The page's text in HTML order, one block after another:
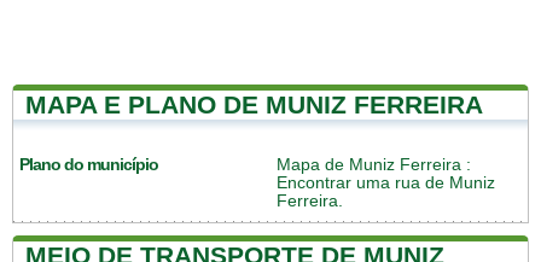
MAPA E PLANO DE MUNIZ FERREIRA
Plano do município Mapa de Muniz Ferreira :
Encontrar uma rua de Muniz
Ferreira.
MEIO DE TRANSPORTE DE MUNIZ